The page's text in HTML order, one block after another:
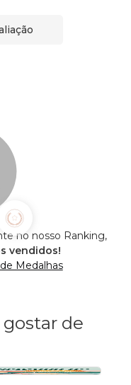
no nosso Ranking,
vendidos!
Medalhas
de